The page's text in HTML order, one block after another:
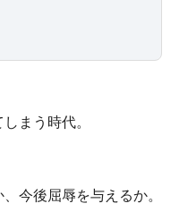
まう時代。
今後屈辱を与えるか。